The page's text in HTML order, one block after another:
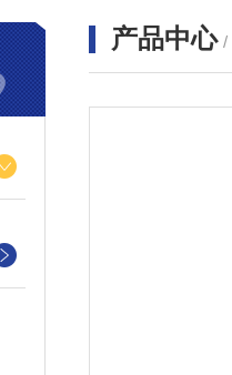
产品中心 /